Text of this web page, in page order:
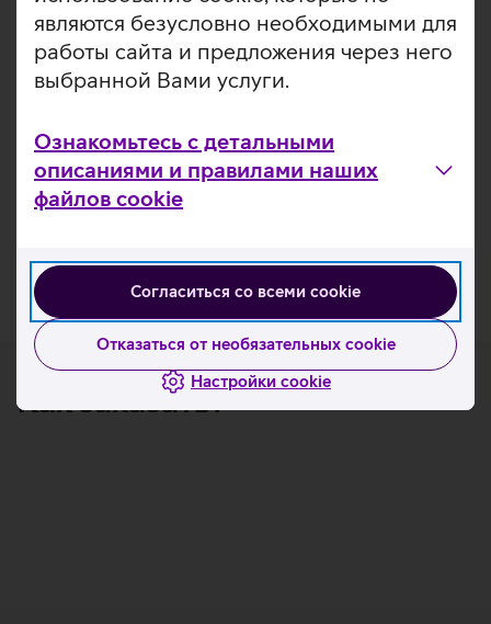
являются безусловно необходимыми для
работы сайта и предложения через него
выбранной Вами услуги.
Ознакомьтесь с детальными
описаниями и правилами наших
файлов cookie
Согласиться со всеми cookie
Отказаться от необязательных cookie
Настройки cookie
охватывает весь
офис или
интернета ниже
защищённые
беспроводные
которая
Как заказать?